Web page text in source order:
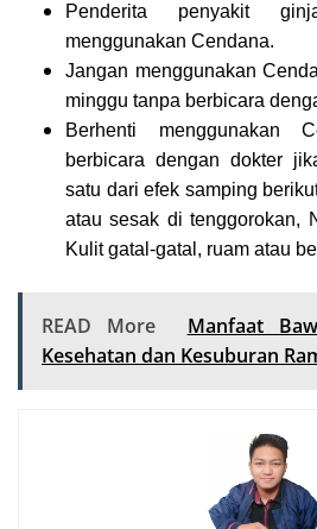
Penderita penyakit
menggunakan Cendana.
Jangan menggunakan
minggu tanpa berbicara
Berhenti menggunakan
berbicara dengan dokter
satu dari efek samping
atau sesak di tenggorokan,
Kulit gatal-gatal, ruam atau
READ More
Manfaat
Kesehatan dan Kesuburan